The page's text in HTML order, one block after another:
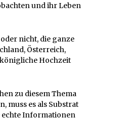
und ihr Leben
nicht, die ganze
Österreich,
Hochzeit
zu diesem Thema
muss es als Substrat
echte Informationen